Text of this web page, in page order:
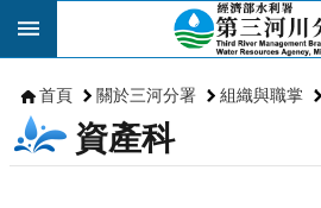
跳到主要內容區塊
首頁 關於三河分署 組織與職掌
資產科